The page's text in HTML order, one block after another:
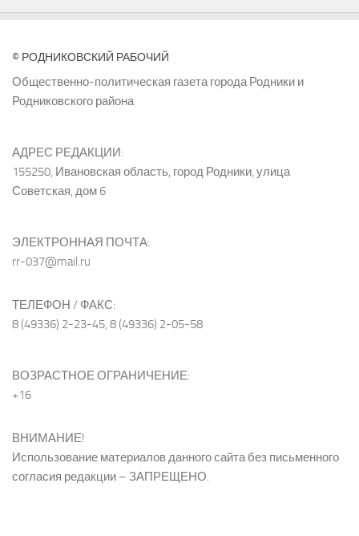
© РОДНИКОВСКИЙ РАБОЧИЙ
Общественно-политическая газета города Родники и
Родниковского района
АДРЕС РЕДАКЦИИ:
155250, Ивановская область, город Родники, улица
Советская, дом 6
ЭЛЕКТРОННАЯ ПОЧТА:
rr-037@mail.ru
ТЕЛЕФОН / ФАКС:
8 (49336) 2-23-45, 8 (49336) 2-05-58
ВОЗРАСТНОЕ ОГРАНИЧЕНИЕ:
+16
ВНИМАНИЕ!
Использование материалов данного сайта без письменного
согласия редакции – ЗАПРЕЩЕНО.